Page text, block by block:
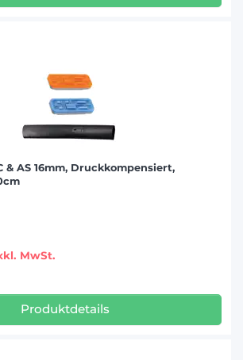
& AS 16mm, Druckkompensiert,
MwSt.
Produktdetails